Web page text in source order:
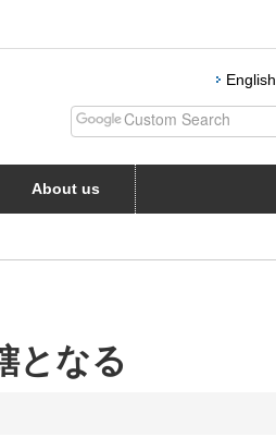
English
About us
となる